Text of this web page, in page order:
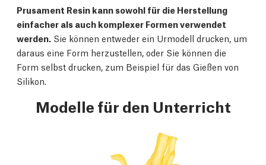
Prusament Resin kann sowohl für die Herstellung
einfacher als auch komplexer Formen verwendet
werden. Sie können entweder ein Urmodell drucken, um
daraus eine Form herzustellen, oder Sie können die
Form selbst drucken, zum Beispiel für das Gießen von
Silikon.
Modelle für den Unterricht